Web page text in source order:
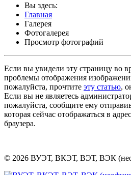
Вы здесь:
Главная
Галерея
Фотогалерея
Просмотр фотографий
Если вы увидели эту страницу во
проблемы отображения
пожалуйста, прочтите эту статью,
Если вы не являетесь
пожалуйста, сообщите ему
которая сейчас отображаться в
браузера.
© 2026 ВУЭТ, ВКЭТ, ВЭТ, ВЭК